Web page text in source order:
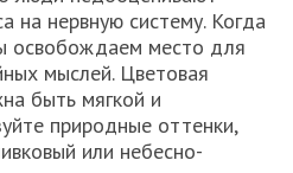
на нервную систему. Когда
освобождаем место для
мыслей. Цветовая
быть мягкой и
природные оттенки,
или небесно-